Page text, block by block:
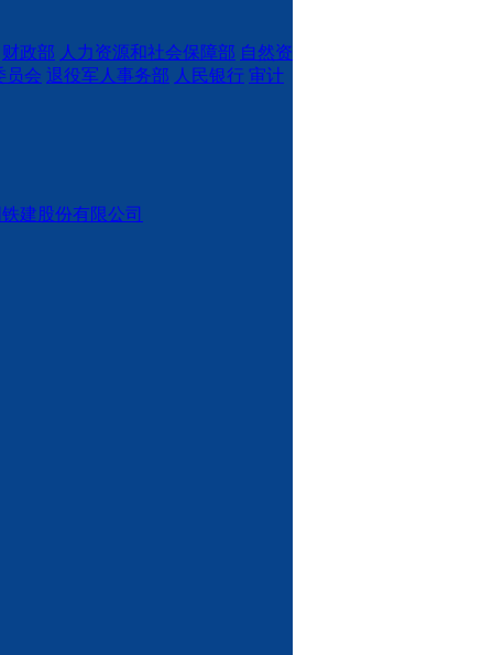
财政部 人力资源和社会保障部 自然资
员会 退役军人事务部 人民银行 审计
建股份有限公司